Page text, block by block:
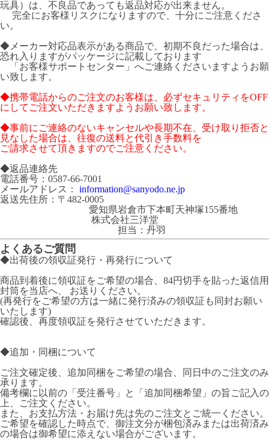
玩具）は、不良品であっても返品対応が出来ません。
完全にお客様リスクになりますので、十分にご注意くださ
い。
◆メーカー対応品表示がある商品で、初期不良だった場合は、
恐れ入りますがパッケージに記載しております
「お客様サポートセンター」へご連絡くださいますようお願
い致します。
◆携帯電話からのご注文のお客様は、必ずセキュリティをOFF
にしてご注文いただきますようお願い致します。
◆事前にご連絡のないキャンセルや長期不在、受け取り拒否と
見なした場合は、往復の送料と代引き手数料を
ご請求させて頂きますのでご注意ください。
◆返品連絡先
電話番号：0587-66-7001
メールアドレス： information@sanyodo.ne.jp
返送先住所：〒482-0005
愛知県岩倉市下本町天神塚155番地
株式会社三洋堂
担当：丹羽
よくあるご質問
◆出荷後の領収証発行・再発行について
商品到着後に領収証をご希望の場合、84円切手を貼った返信用
封筒を当店へ、 お送りください。
(再発行をご希望の方は一緒に発行済みの領収証も同封お願い
いたします)
確認後、再度領収証を発行させていただきます。
◆追加・同梱について
ご注文確定後、追加同梱をご希望の場合、同日中のご注文のみ
承ります。
備考欄に以前の「受注番号」と「追加同梱希望」の旨ご記入の
上、ご注文ください。
また、お支払方法・お届け先は先のご注文とご統一ください。
ご希望を確認した時点で、御注文分が梱包済みまたは出荷済み
の場合は御希望に添えない場合がございます。